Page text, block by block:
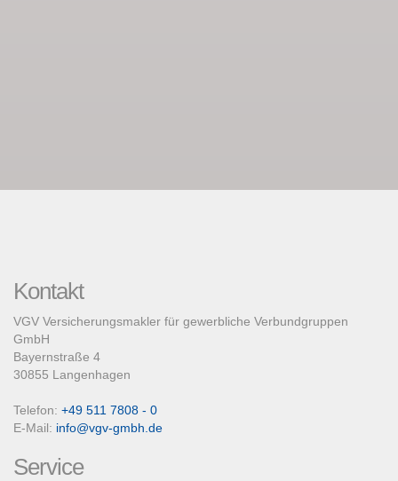
Kontakt
VGV Versicherungsmakler für gewerbliche Verbundgruppen
GmbH
Bayernstraße 4
30855 Langenhagen
Telefon: +49 511 7808 - 0
E-Mail: info@vgv-gmbh.de
Service